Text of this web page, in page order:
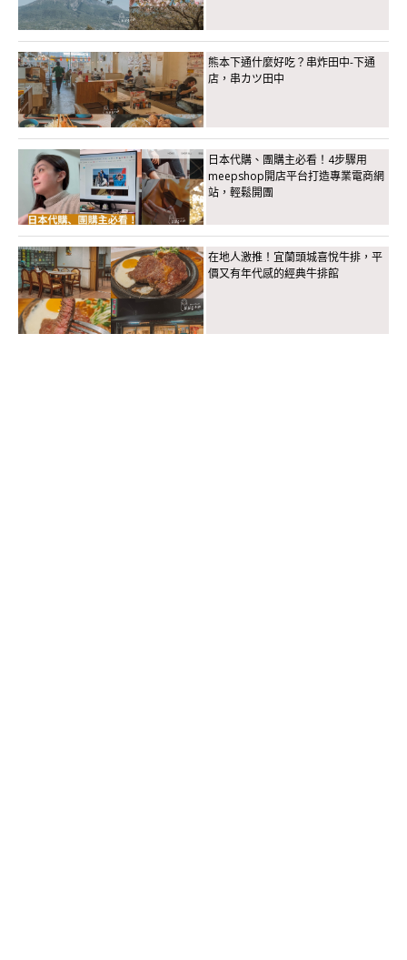
熊本下通什麼好吃？串炸田中-下通
店，串カツ田中
日本代購、團購主必看！4步驟用
meepshop開店平台打造專業電商網
站，輕鬆開團
在地人激推！宜蘭頭城喜悅牛排，平
價又有年代感的經典牛排館